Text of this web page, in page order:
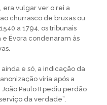
era vulgar ver o rei a
churrasco de bruxas ou
a 1794, os tribunais
e Évora condenaram às
e só, a indicação da
viria após a
Paulo II pediu perdão
da verdade”,